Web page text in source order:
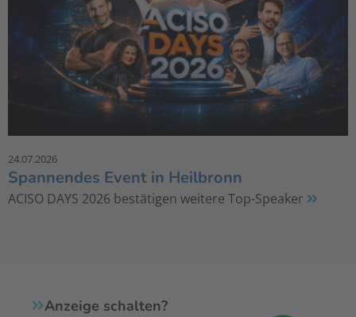
24.07.2026
Spannendes Event in Heilbronn
ACISO DAYS 2026 bestätigen weitere Top-Speaker
Anzeige schalten?